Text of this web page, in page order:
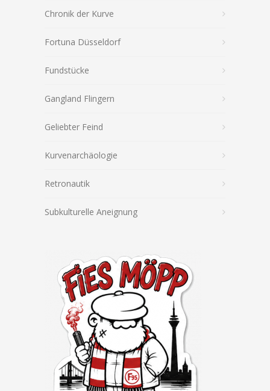
Chronik der Kurve
Fortuna Düsseldorf
Fundstücke
Gangland Flingern
Geliebter Feind
Kurvenarchäologie
Retronautik
Subkulturelle Aneignung